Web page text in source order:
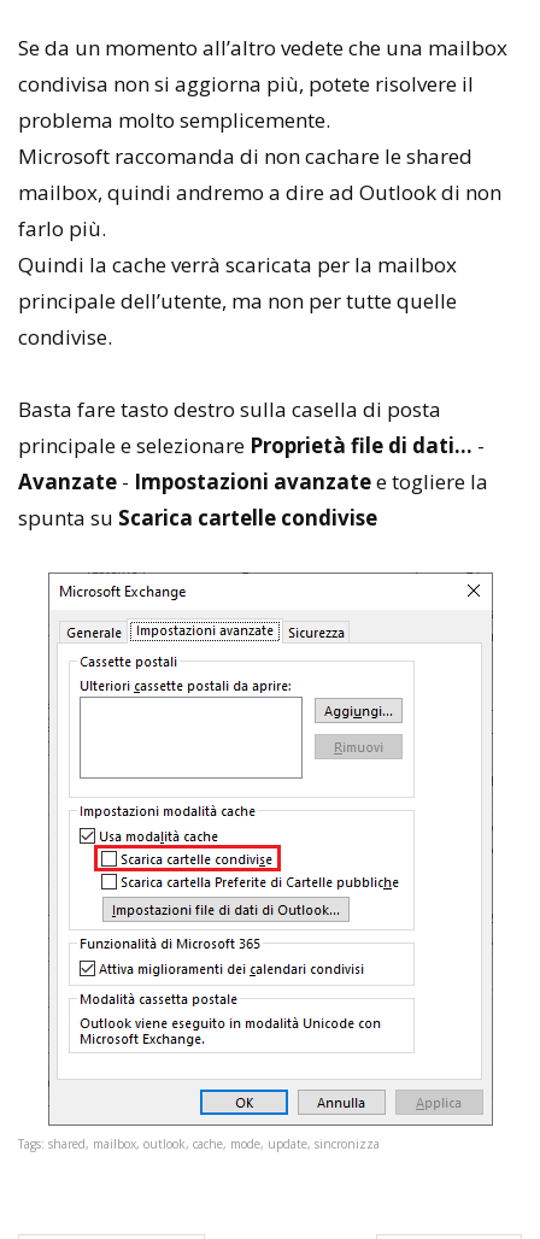
Se da un momento all’altro vedete che una mailbox
condivisa non si aggiorna più, potete risolvere il
problema molto semplicemente.
Microsoft raccomanda di non cachare le shared
mailbox, quindi andremo a dire ad Outlook di non
farlo più.
Quindi la cache verrà scaricata per la mailbox
principale dell’utente, ma non per tutte quelle
condivise.
Basta fare tasto destro sulla casella di posta
principale e selezionare Proprietà file di dati… -
Avanzate - Impostazioni avanzatee togliere la
spunta su Scarica cartelle condivise
Tags: shared, mailbox, outlook, cache, mode, update, sincronizza